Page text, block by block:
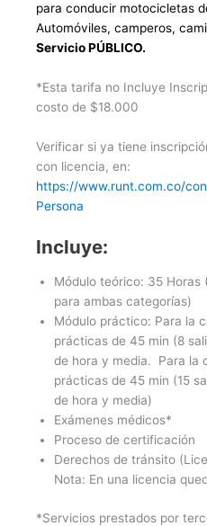
para conducir motocicletas
Automóviles, camperos,
Servicio PÚBLICO.
*Esta tarifa no Incluye
costo de $18.000
Verificar si ya tiene
con licencia, en:
https://www.runt.com.co/
Persona
Incluye:
Módulo teórico: 35 Horas
para ambas categorías)
Módulo práctico: Para la
prácticas de 45 min (8
de hora y media. Para la
prácticas de 45 min (15
de hora y media)
Exámenes médicos*
Proceso de certificación
Derechos de tránsito
Nota: En una licencia
*Servicios prestados por